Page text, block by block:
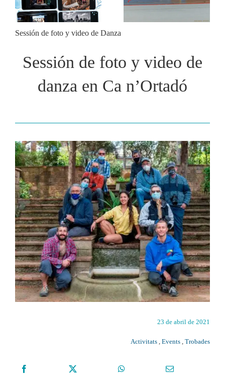
activitats de final de
curs
de Montphoto
Sessión de foto y video de Danza
Sessión de foto y video de
danza en Ca n’Ortadó
23 de abril de 2021
Activitats ,Events ,Trobades